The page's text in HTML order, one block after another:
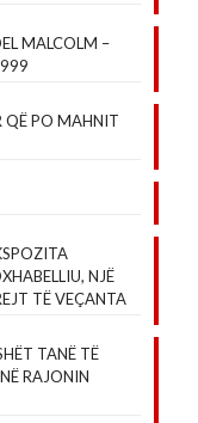
MALCOLM –
QË PO MAHNIT
NJË
TË VEÇANTA
TANË TË
RAJONIN